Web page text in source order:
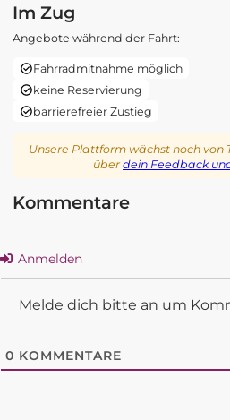
Im Zug
Angebote während der Fahrt:
Fahrradmitnahme möglich
keine Reservierung
barrierefreier Zustieg
Unsere Plattform wächst noch von
überdein Feedback
Kommentare
Anmelden
Melde dich bitte an um
0 KOMMENTARE